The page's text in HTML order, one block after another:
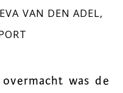
EVA VAN DEN ADEL,
overmacht was de